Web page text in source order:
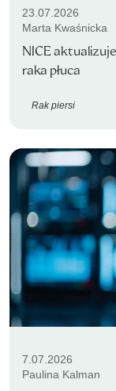
23.07.2026
Marta Kwaśnicka
NICE
raka płuca
Rak piersi
7.07.2026
Paulina Kalman